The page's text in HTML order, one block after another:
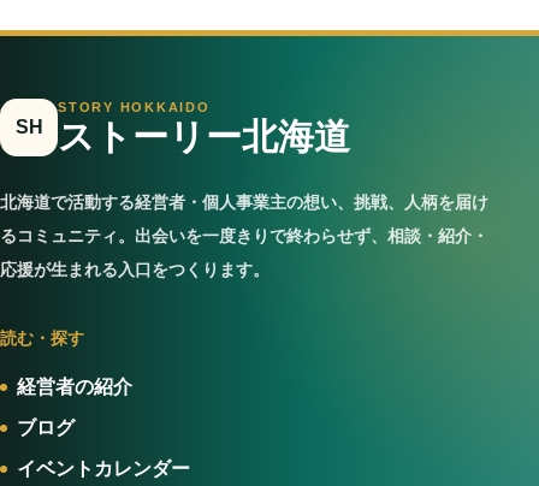
SH
STORY HOKKAIDO
ストーリー北海道
北海道で活動する経営者・個人事業主の想い、挑戦、人柄を届け
るコミュニティ。出会いを一度きりで終わらせず、相談・紹介・
応援が生まれる入口をつくります。
読む・探す
経営者の紹介
ブログ
イベントカレンダー